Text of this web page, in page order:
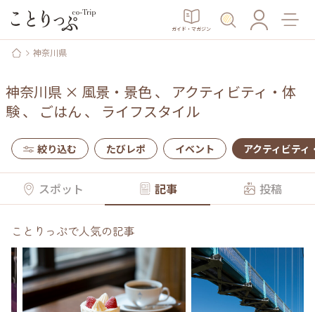
ガイド・マガジン
神奈川県
神奈川県 × 風景・景色、 アクティビティ・体
験、 ごはん 、 ライフスタイル
絞り込む たびレポ イベント アクティビティ
スポット 記事 投稿
ことりっぷで人気の記事